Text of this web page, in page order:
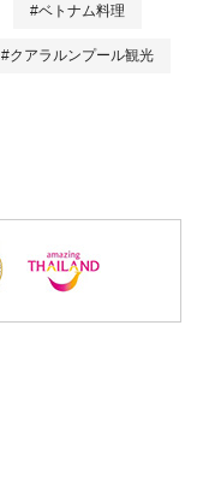
#ベトナム料理
#クアラルンプール観光